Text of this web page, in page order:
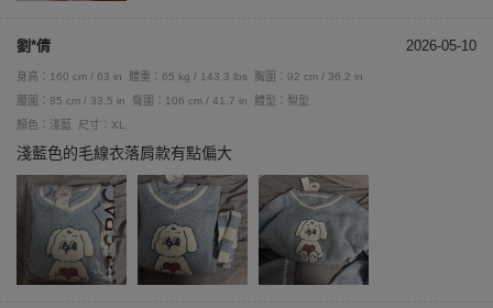
劉*倩 2026-05-10
身高：160 cm / 63 in 體重：65 kg / 143.3 lbs
胸圍：92 cm / 36.2 in
腰圍：85 cm / 33.5 in
臀圍：106 cm / 41.7 in
體型：梨型
顏色：淺藍
尺寸：XL
淺藍色的毛線衣落肩款有點偏大